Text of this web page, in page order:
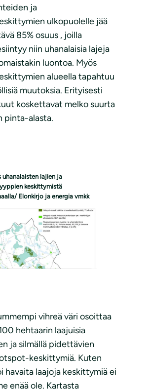
ja
ulkopuolelle jää
85% osuus , joilla
niin uhanalaisia lajeja
luontoa. Myös
alueella tapahtuu
muutoksia. Erityisesti
koskettavat melko suurta
pinta-alasta.
uhanalaisten lajien ja
keskittymistä
Elonkirjo ja energia vmkk
vihreä väri osoittaa
hehtaarin laajuisia
ja silmällä pidettävien
keskittymiä. Kuten
havaita laajoja keskittymiä ei
enää ole. Kartasta